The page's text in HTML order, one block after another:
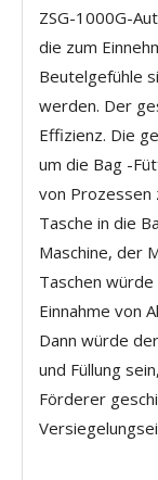
ZSG-1000G-
die zum
Beutelgefühle
werden. Der
Effizienz. Die
um die Bag -
von Prozessen
Tasche in die
Maschine, der
Taschen
Einnahme von
Dann würde
und Füllung
Förderer